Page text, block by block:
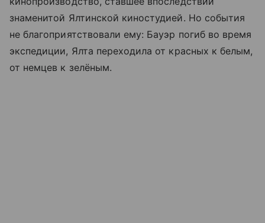
знаменитой Ялтинской киностудией. Но события
не благоприятствовали ему: Бауэр погиб во время
экспедиции, Ялта переходила от красных к белым,
от немцев к зелёным.